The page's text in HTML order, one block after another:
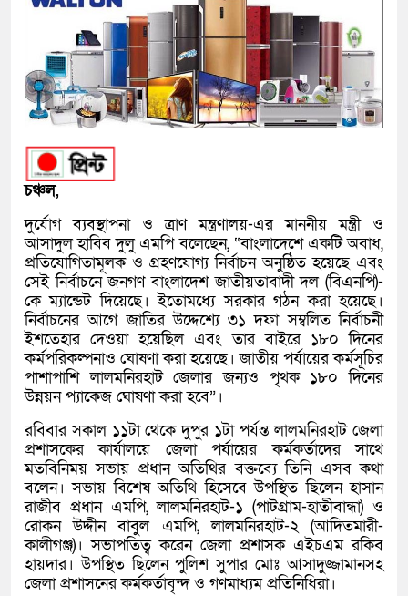
চঞ্চল,
দুর্যোগ ব্যবস্থাপনা ও ত্রাণ মন্ত্রণালয়-এর মাননীয় মন্ত্রী ও
আসাদুল হাবিব দুলু এমপি বলেছেন, “বাংলাদেশে একটি অবাধ,
প্রতিযোগিতামূলক ও গ্রহণযোগ্য নির্বাচন অনুষ্ঠিত হয়েছে এবং
সেই নির্বাচনে জনগণ বাংলাদেশ জাতীয়তাবাদী দল (বিএনপি)-
কে ম্যান্ডেট দিয়েছে। ইতোমধ্যে সরকার গঠন করা হয়েছে।
নির্বাচনের আগে জাতির উদ্দেশ্যে ৩১ দফা সম্বলিত নির্বাচনী
ইশতেহার দেওয়া হয়েছিল এবং তার বাইরে ১৮০ দিনের
কর্মপরিকল্পনাও ঘোষণা করা হয়েছে। জাতীয় পর্যায়ের কর্মসূচির
পাশাপাশি লালমনিরহাট জেলার জন্যও পৃথক ১৮০ দিনের
উন্নয়ন প্যাকেজ ঘোষণা করা হবে”।
রবিবার সকাল ১১টা থেকে দুপুর ১টা পর্যন্ত লালমনিরহাট জেলা
প্রশাসকের কার্যালয়ে জেলা পর্যায়ের কর্মকর্তাদের সাথে
মতবিনিময় সভায় প্রধান অতিথির বক্তব্যে তিনি এসব কথা
বলেন। সভায় বিশেষ অতিথি হিসেবে উপস্থিত ছিলেন হাসান
রাজীব প্রধান এমপি, লালমনিরহাট-১ (পাটগ্রাম-হাতীবান্ধা) ও
রোকন উদ্দীন বাবুল এমপি, লালমনিরহাট-২ (আদিতমারী-
কালীগঞ্জ)। সভাপতিত্ব করেন জেলা প্রশাসক এইচএম রকিব
হায়দার। উপস্থিত ছিলেন পুলিশ সুপার মোঃ আসাদুজ্জামানসহ
জেলা প্রশাসনের কর্মকর্তাবৃন্দ ও গণমাধ্যম প্রতিনিধিরা।